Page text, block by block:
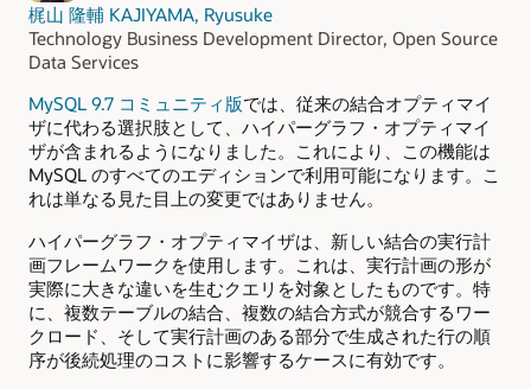
梶山 隆輔 KAJIYAMA, Ryusuke
Technology Business Development Director, Open Source
Data Services
MySQL 9.7 コミュニティ版では、従来の結合オプティマイ
ザに代わる選択肢として、ハイパーグラフ・オプティマイ
ザが含まれるようになりました。これにより、この機能は
MySQL のすべてのエディションで利用可能になります。こ
れは単なる見た目上の変更ではありません。
ハイパーグラフ・オプティマイザは、新しい結合の実行計
画フレームワークを使用します。これは、実行計画の形が
実際に大きな違いを生むクエリを対象としたものです。特
に、複数テーブルの結合、複数の結合方式が競合するワー
クロード、そして実行計画のある部分で生成された行の順
序が後続処理のコストに影響するケースに有効です。